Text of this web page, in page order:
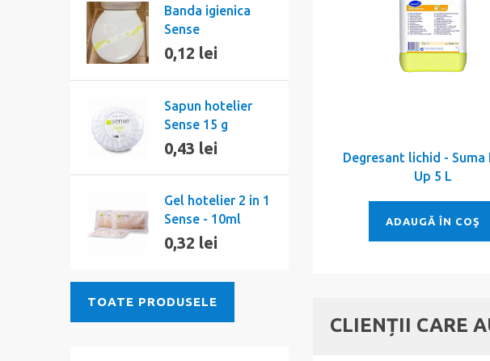
Degresant lichid - Suma
Up 5 L
ADAUGĂ ÎN COŞ
CLIENȚII CARE
Banda igienica
Sense
0,12 lei
Sapun hotelier
Sense 15 g
0,43 lei
Gel hotelier 2 in 1
Sense - 10ml
0,32 lei
TOATE PRODUSELE